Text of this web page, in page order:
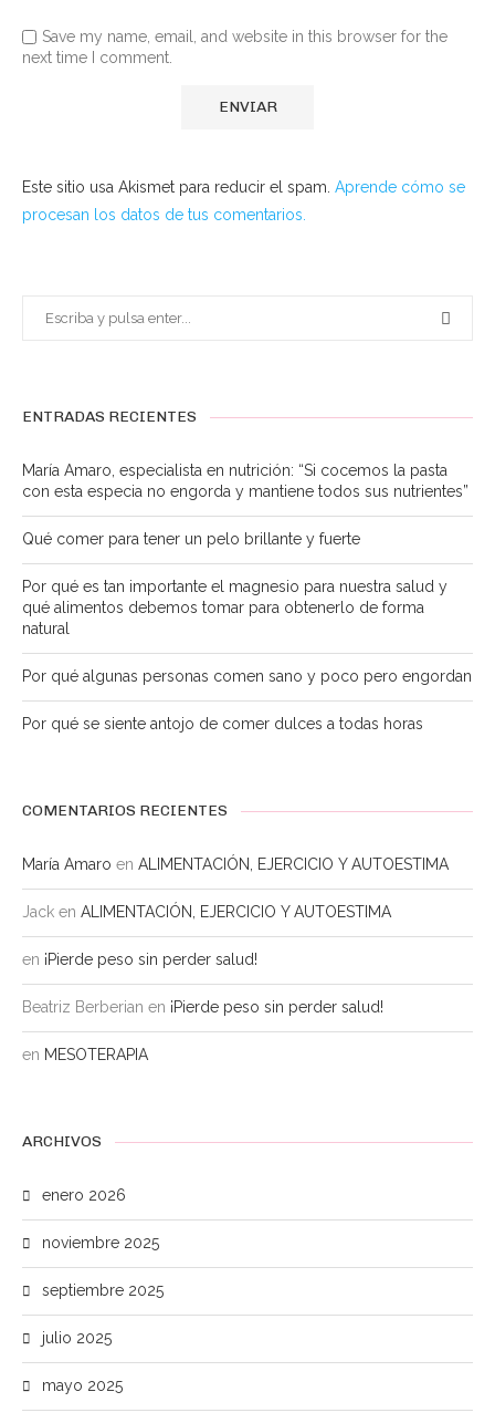
Save my name, email, and website in this browser for the
next time I comment.
Este sitio usa Akismet para reducir el spam. Aprende cómo se
procesan los datos de tus comentarios.
ENTRADAS RECIENTES
María Amaro, especialista en nutrición: “Si cocemos la pasta
con esta especia no engorda y mantiene todos sus nutrientes”
Qué comer para tener un pelo brillante y fuerte
Por qué es tan importante el magnesio para nuestra salud y
qué alimentos debemos tomar para obtenerlo de forma
natural
Por qué algunas personas comen sano y poco pero engordan
Por qué se siente antojo de comer dulces a todas horas
COMENTARIOS RECIENTES
María Amaro en ALIMENTACIÓN, EJERCICIO Y AUTOESTIMA
Jack en ALIMENTACIÓN, EJERCICIO Y AUTOESTIMA
en ¡Pierde peso sin perder salud!
Beatriz Berberian en ¡Pierde peso sin perder salud!
en MESOTERAPIA
ARCHIVOS
enero 2026
noviembre 2025
septiembre 2025
julio 2025
mayo 2025